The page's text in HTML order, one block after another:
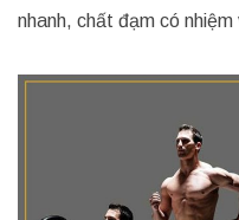
nhanh, chất đạm có